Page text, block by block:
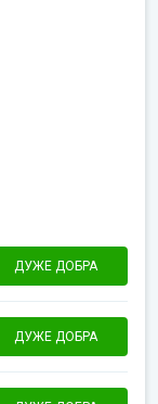
ДУЖЕ ДОБРА
ДУЖЕ ДОБРА